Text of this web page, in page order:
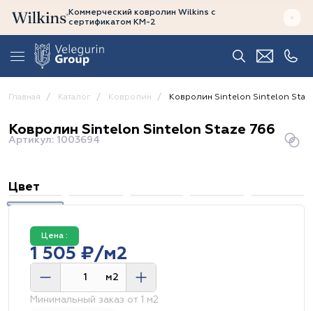
Коммерческий ковролин Wilkins с
сертификатом КМ-2
Главная Каталог Ковролин Ковролин Sintelon Sintelon
Ковролин Sintelon Sintelon Staze 766
Артикул: 1003694
Цвет
Цена :
1 505 ₽/м2
м2
Минимальный заказ от 1 м2